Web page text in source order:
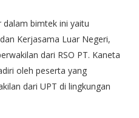
dalam bimtek ini yaitu
Kerjasama Luar Negeri,
dari RSO PT. Kaneta
oleh peserta yang
dari UPT di lingkungan